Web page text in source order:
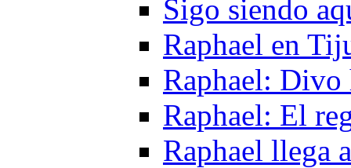
Sigo siendo
Raphael en
Raphael: Divo
Raphael: El
Raphael llega